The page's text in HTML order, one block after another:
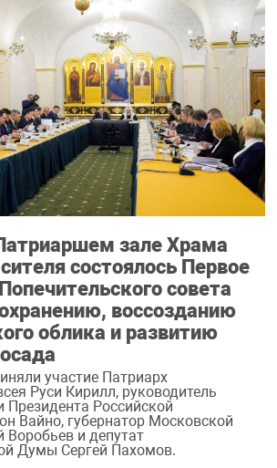
зале Храма
состоялось Первое
совета
воссозданию
облика и развитию
участие Патриарх
Руси Кирилл, руководитель
Российской
Вайно, губернатор Московской
Воробьев и депутат
Думы Сергей Пахомов.